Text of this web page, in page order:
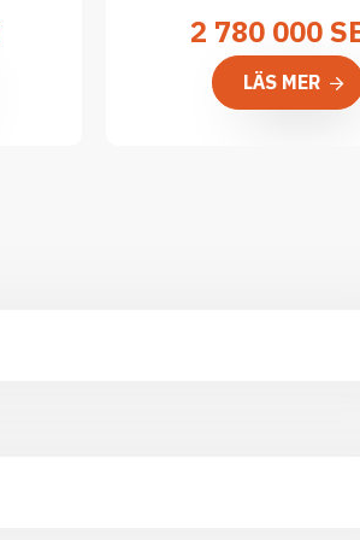
2 780 000
LÄS MER